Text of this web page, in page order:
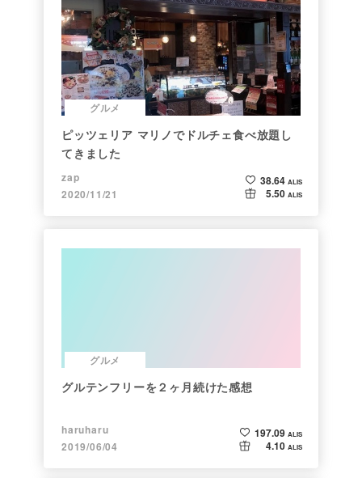
グルメ
ピッツェリア マリノでドルチェ食べ放題し
てきました
zap
2020/11/21
38.64 ALIS
5.50 ALIS
グルメ
グルテンフリーを２ヶ月続けた感想
haruharu
2019/06/04
197.09 ALIS
4.10 ALIS